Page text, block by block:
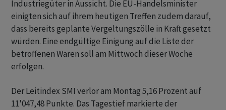
Industriegüter in Aussicht. Die EU-Handelsminister
einigten sich auf ihrem heutigen Treffen zudem darauf,
dass bereits geplante Vergeltungszölle in Kraft gesetzt
würden. Eine endgültige Einigung auf die Liste der
betroffenen Waren soll am Mittwoch dieser Woche
erfolgen.
Der Leitindex SMI verlor am Montag 5,16 Prozent auf
11'047,48 Punkte. Das Tagestief markierte der